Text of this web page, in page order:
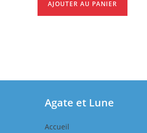
AJOUTER AU PANIER
Agate et Lune
Accueil